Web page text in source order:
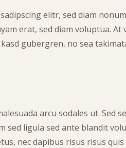
elitr, sed diam
erat, sed diam voluptua. At
gubergren, no sea
arcu sodales ut. Sed
sed ligula sed ante blandit
nec dapibus risus risus quis